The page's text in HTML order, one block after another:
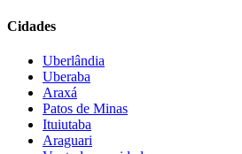
Cidades
Uberlândia
Uberaba
Araxá
Patos de Minas
Ituiutaba
Araguari